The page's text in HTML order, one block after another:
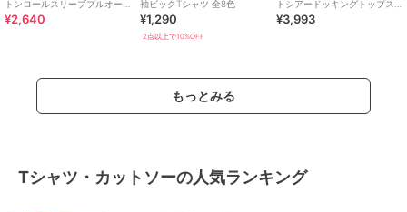
トンロールスリーブプルオー
バー
¥2,640
袖ビックTシャツ 全8色
¥1,290
2点以上で10%OFF
トシアードッキングトップス/
着丈が選べる・UVカット・接
¥3,993
もっとみる
Tシャツ・カットソーの人気ランキング